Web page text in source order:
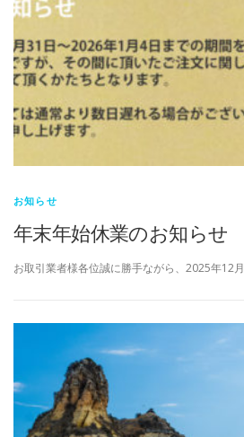
お知らせ
年末年始休業のお知らせ
お取引業者様各位誠に勝手ながら、2025年12